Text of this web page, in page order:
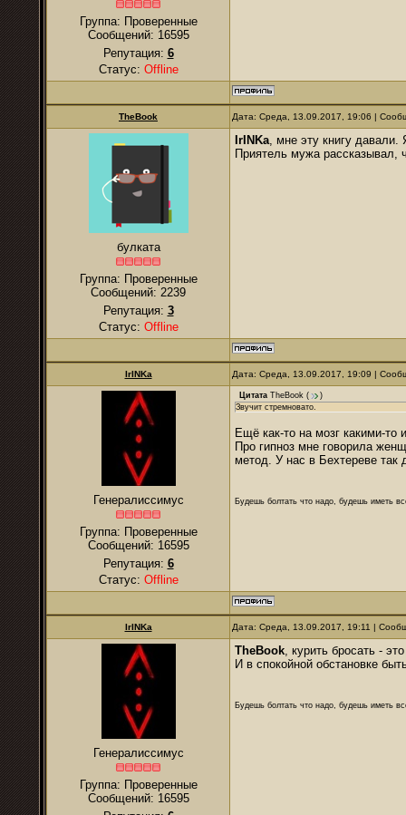
Группа: Проверенные
Сообщений: 16595
Репутация: 6
Статус: Offline
TheBook Дата: Среда, 13.09.2017, 19:06 |
булката
Группа: Проверенные
Сообщений: 2239
Репутация: 3
Статус: Offline
IrINKa, мне эту книгу давали.
Приятель мужа рассказывал,
IrINKa Дата: Среда, 13.09.2017, 19:09 |
Генералиссимус
Группа: Проверенные
Сообщений: 16595
Репутация: 6
Статус: Offline
Цитата TheBook (
)
Звучит стремновато.
Ещё как-то на мозг какими-то
Про гипноз мне говорила
метод. У нас в Бехтереве
Будешь болтать что надо, будешь иметь
IrINKa Дата: Среда, 13.09.2017, 19:11 |
Генералиссимус
Группа: Проверенные
Сообщений: 16595
TheBook, курить бросать -
И в спокойной обстановке
Будешь болтать что надо, будешь иметь